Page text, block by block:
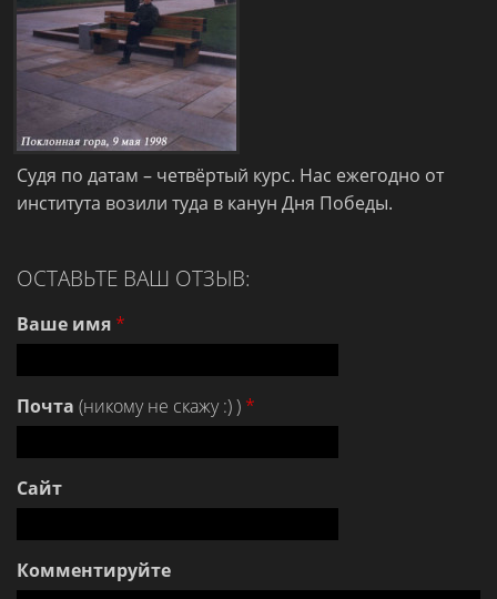
Судя по датам – четвёртый курс. Нас ежегодно от
института возили туда в канун Дня Победы.
ОСТАВЬТЕ ВАШ ОТЗЫВ:
Ваше имя *
Почта (никому не скажу :) ) *
Сайт
Комментируйте